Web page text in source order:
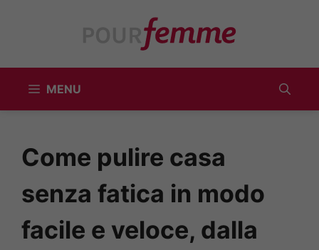
MENU
Come pulire casa
senza fatica in modo
facile e veloce, dalla